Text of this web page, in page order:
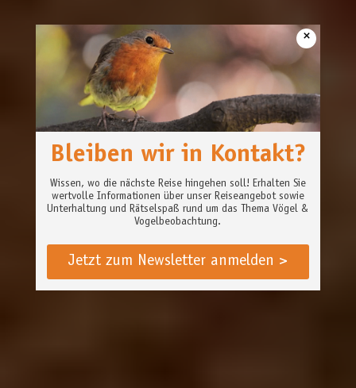
×
Bleiben wir in Kontakt?
Wissen, wo die nächste Reise hingehen soll! Erhalten Sie
wertvolle Informationen über unser Reiseangebot sowie
Unterhaltung und Rätselspaß rund um das Thema Vögel &
Vogelbeobachtung.
Jetzt zum Newsletter anmelden >